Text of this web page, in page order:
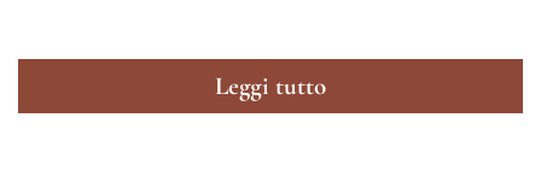
Leggi tutto